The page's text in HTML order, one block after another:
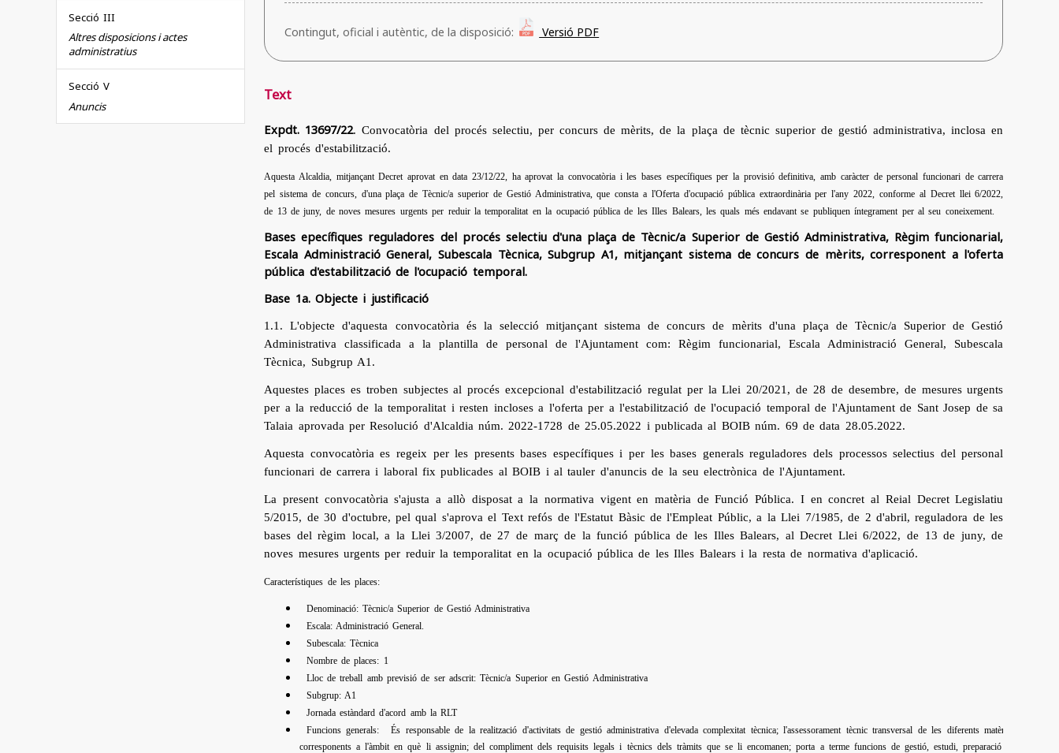
Secció III
Altres disposicions i actes
administratius
Secció V
Anuncis
Contingut, oficial i autèntic, de la disposició: Versió PDF
Text
Expdt. 13697/22. Convocatòria del procés selectiu, per concurs de mèrits, de la plaça de tècnic superior de gestió administrativa, inclosa en
el procés d'estabilització.
Aquesta Alcaldia, mitjançant Decret aprovat en data 23/12/22, ha aprovat la convocatòria i les bases específiques per la provisió definitiva, amb caràcter de personal funcionari de carrera
pel sistema de concurs, d'una plaça de Tècnic/a superior de Gestió Administrativa, que consta a l'Oferta d'ocupació pública extraordinària per l'any 2022, conforme al Decret llei 6/2022,
de 13 de juny, de noves mesures urgents per reduir la temporalitat en la ocupació pública de les Illes Balears, les quals més endavant se publiquen íntegrament per al seu coneixement.
Bases epecífiques reguladores del procés selectiu d'una plaça de Tècnic/a Superior de Gestió Administrativa, Règim funcionarial,
Escala Administració General, Subescala Tècnica, Subgrup A1, mitjançant sistema de concurs de mèrits, corresponent a l'oferta
pública d'estabilització de l'ocupació temporal.
Base 1a. Objecte i justificació
1.1. L'objecte d'aquesta convocatòria és la selecció mitjançant sistema de concurs de mèrits d'una plaça de Tècnic/a Superior de Gestió
Administrativa classificada a la plantilla de personal de l'Ajuntament com: Règim funcionarial, Escala Administració General, Subescala
Tècnica, Subgrup A1.
Aquestes places es troben subjectes al procés excepcional d'estabilització regulat per la Llei 20/2021, de 28 de desembre, de mesures urgents
per a la reducció de la temporalitat i resten incloses a l'oferta per a l'estabilització de l'ocupació temporal de l'Ajuntament de Sant Josep de sa
Talaia aprovada per Resolució d'Alcaldia núm. 2022-1728 de 25.05.2022 i publicada al BOIB núm. 69 de data 28.05.2022.
Aquesta convocatòria es regeix per les presents bases específiques i per les bases generals reguladores dels processos selectius del personal
funcionari de carrera i laboral fix publicades al BOIB i al tauler d'anuncis de la seu electrònica de l'Ajuntament.
La present convocatòria s'ajusta a allò disposat a la normativa vigent en matèria de Funció Pública. I en concret al Reial Decret Legislatiu
5/2015, de 30 d'octubre, pel qual s'aprova el Text refós de l'Estatut Bàsic de l'Empleat Públic, a la Llei 7/1985, de 2 d'abril, reguladora de les
bases del règim local, a la Llei 3/2007, de 27 de març de la funció pública de les Illes Balears, al Decret Llei 6/2022, de 13 de juny, de
noves mesures urgents per reduir la temporalitat en la ocupació pública de les Illes Balears i la resta de normativa d'aplicació.
Característiques de les places:
Denominació: Tècnic/a Superior de Gestió Administrativa
Escala: Administració General.
Subescala: Tècnica
Nombre de places: 1
Lloc de treball amb previsió de ser adscrit: Tècnic/a Superior en Gestió Administrativa
Subgrup: A1
Jornada estàndard d'acord amb la RLT
Funcions generals:
És responsable de la realització d'activitats de gestió administrativa d'elevada complexitat tècnica; l'assessorament tècnic transversal de les diferents matèries
corresponents a l'àmbit en què li assignin; del compliment dels requisits legals i tècnics dels tràmits que se li encomanen; porta a terme funcions de gestió, estudi, preparació de